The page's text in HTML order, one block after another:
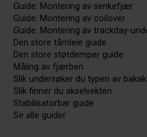
Guide: Montering av senkefjær
Guide: Montering av coilover
Guide: Montering av trackday-
Den store tårnleie guide
Den store støtdemper guide
Måling av fjærben
Slik undersøker du typen av
Slik finner du akselvekten
Stabilisatorbar guide
Se alle guider